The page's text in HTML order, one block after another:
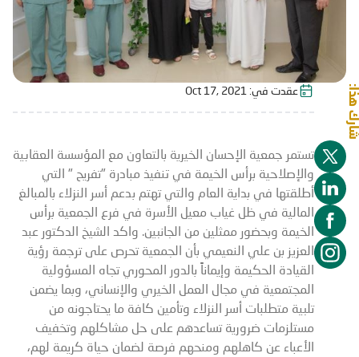
شارك هذا: عقدت في: Oct 17, 2021
تستمر جمعية الإحسان الخيرية بالتعاون مع المؤسسة العقابية
والإصلاحية برأس الخيمة في تنفيذ مبادرة "تفريح " التي
أطلقتها في بداية العام والتي تهتم بدعم أسر النزلاء بالمبالغ
المالية في ظل غياب معيل الأسرة في فرع الجمعية برأس
الخيمة وبحضور ممثلين من الجانبين. واكد الشيخ الدكتور عبد
العزيز بن علي النعيمي بأن الجمعية تحرص على ترجمة رؤية
القيادة الحكيمة وإيماناً بالدور المحوري تجاه المسؤولية
المجتمعية في مجال العمل الخيري والإنساني، وبما يضمن
تلبية متطلبات أسر النزلاء وتأمين كافة ما يحتاجونه من
مستلزمات ضرورية تساعدهم على حل مشاكلهم وتخفيف
الأعباء عن كاهلهم ومنحهم فرصة لضمان حياة كريمة لهم،